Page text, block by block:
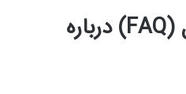
پرسش‌های متداول (FAQ) درباره